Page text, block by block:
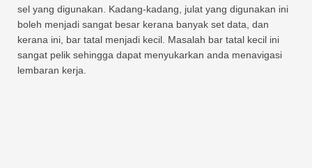
sel yang digunakan. Kadang-kadang, julat yang digunakan ini
boleh menjadi sangat besar kerana banyak set data, dan
kerana ini, bar tatal menjadi kecil. Masalah bar tatal kecil ini
sangat pelik sehingga dapat menyukarkan anda menavigasi
lembaran kerja.